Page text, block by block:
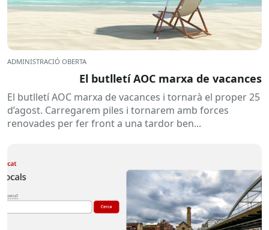
ADMINISTRACIÓ OBERTA
El butlletí AOC marxa de vacances
El butlletí AOC marxa de vacances i tornarà el proper 25
d’agost. Carregarem piles i tornarem amb forces
renovades per fer front a una tardor ben...